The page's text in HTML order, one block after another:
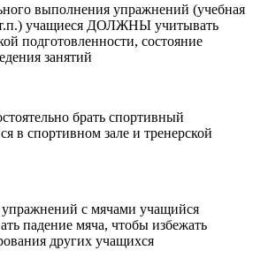
выполнения упражнений (учебная
т.п.) учащиеся ДОЛЖНЫ учитывать
подготовленности, состояние
занятий
брать спортивный
в спортивном зале и тренерской
с мячами учащийся
падение мяча, чтобы избежать
других учащихся